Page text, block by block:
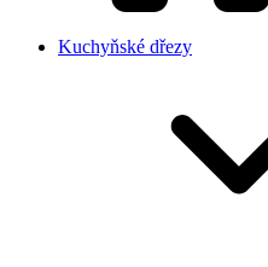
Kuchyňské dřezy